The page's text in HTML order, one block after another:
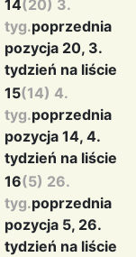
14(20) 3.
tyg.poprzednia
pozycja 20, 3.
tydzień na liście
15(14) 4.
tyg.poprzednia
pozycja 14, 4.
tydzień na liście
16(5) 26.
tyg.poprzednia
pozycja 5, 26.
tydzień na liście